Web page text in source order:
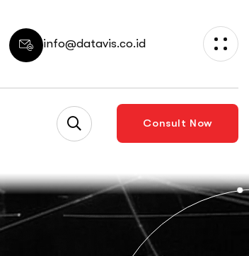
info@datavis.co.id
Consult Now